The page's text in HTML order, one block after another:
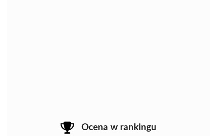
Ocena w rankingu